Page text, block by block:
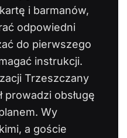
i barmanów,
odpowiedni
do pierwszego
instrukcji.
Trzeszczany
prowadzi obsługę
Wy
a goście